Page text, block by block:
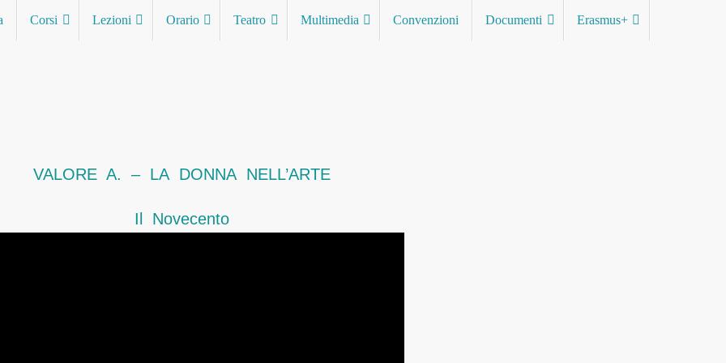
Corsi Lezioni Orario Teatro Multimedia Convenzioni Documenti Erasmus+
VALORE A. – LA DONNA NELL’ARTE
Il Novecento